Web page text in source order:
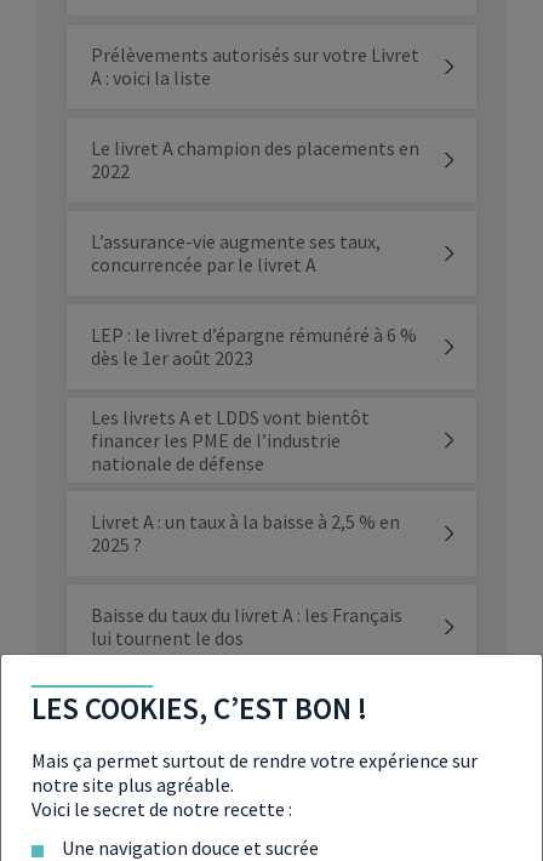
Prélèvements autorisés sur votre Livret
A : voici la liste
Le livret A champion des placements en
2022
L’assurance-vie augmente ses taux,
concurrencée par le livret A
LEP : le livret d’épargne rémunéré à 6 %
dès le 1er août 2023
Les livrets A et LDDS vont bientôt
financer les PME de l’industrie
nationale de défense
Livret A : un taux à la baisse à 2,5 % en
2025 ?
Baisse du taux du livret A : les Français
lui tournent le dos
Livret A : son taux chute à nouveau à 1,7
Livret A : comment l’épargne
réglementée des Français va-t-elle
financer le nucléaire ?
LES COOKIES, C’EST BON !
Mais ça permet surtout de rendre votre expérience sur
notre site plus agréable.
Voici le secret de notre recette :
Une navigation douce et sucrée